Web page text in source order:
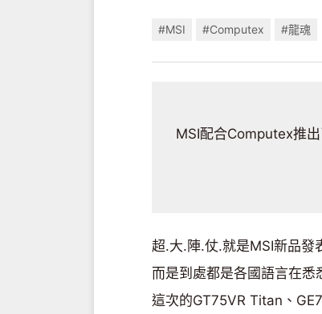
#MSI #Computex #龍魂
MSI配合Computex推
超.大.陣.仗.就是MSI新品發
而是到處都是各國語言在
這次的GT75VR Titan、